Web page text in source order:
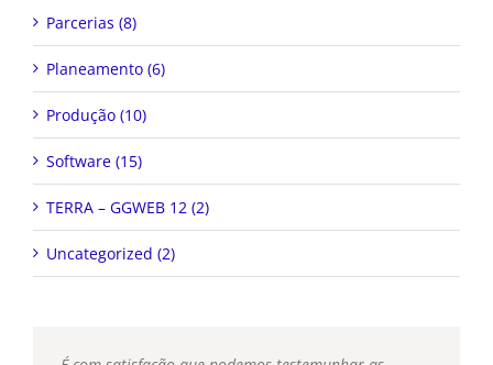
Parcerias (8)
Planeamento (6)
Produção (10)
Software (15)
TERRA – GGWEB 12 (2)
Uncategorized (2)